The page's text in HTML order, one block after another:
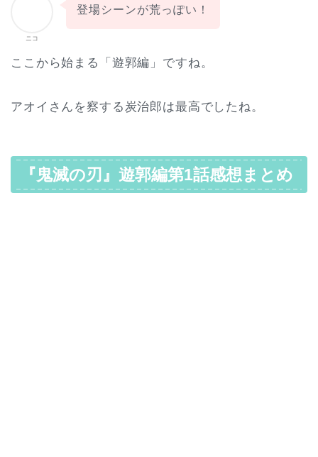
ニコ
登場シーンが荒っぽい！
ここから始まる「遊郭編」ですね。
アオイさんを察する炭治郎は最高でしたね。
『鬼滅の刃』遊郭編第1話感想まとめ